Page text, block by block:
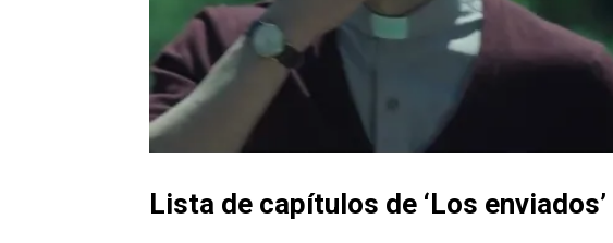
Lista de capítulos de ‘Los enviados’